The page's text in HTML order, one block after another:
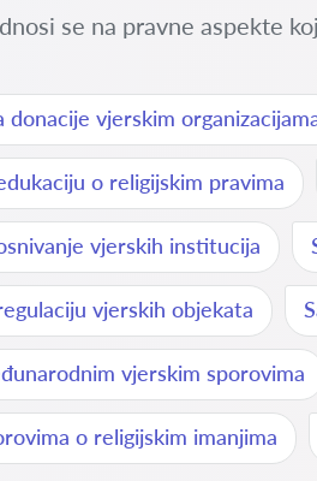
se na pravne aspekte
donacije vjerskim
o religijskim pravima
vjerskih institucija
vjerskih objekata
vjerskim sporovima
o religijskim imanjima